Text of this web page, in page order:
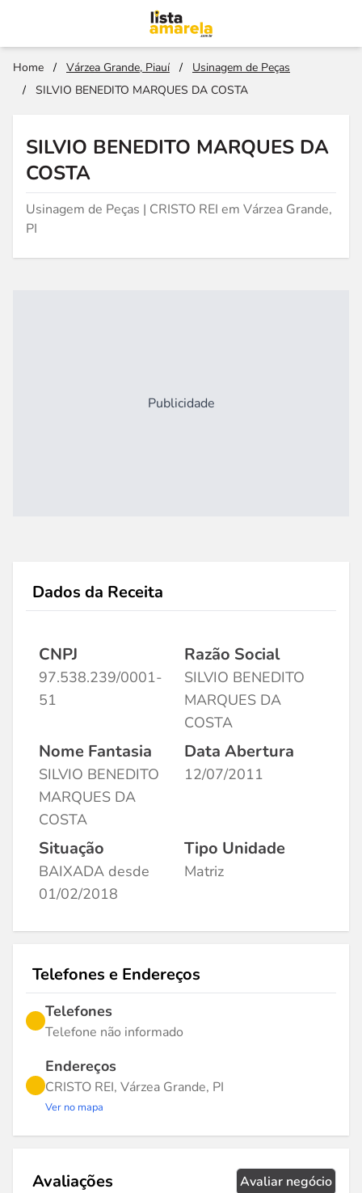
Home / Várzea Grande, Piauí /
Usinagem de Peças
/
SILVIO BENEDITO MARQUES DA COSTA
SILVIO BENEDITO MARQUES DA
COSTA
Usinagem de Peças | CRISTO REI em Várzea Grande,
PI
Publicidade
Dados da Receita
CNPJ
97.538.239/0001-
51
Razão Social
SILVIO BENEDITO
MARQUES DA
COSTA
Nome Fantasia
SILVIO BENEDITO
MARQUES DA
COSTA
Data Abertura
12/07/2011
Situação
BAIXADA desde
01/02/2018
Tipo Unidade
Matriz
Telefones e Endereços
Telefones
Telefone não informado
Endereços
CRISTO REI, Várzea Grande, PI
Ver no mapa
Avaliações Avaliar negócio